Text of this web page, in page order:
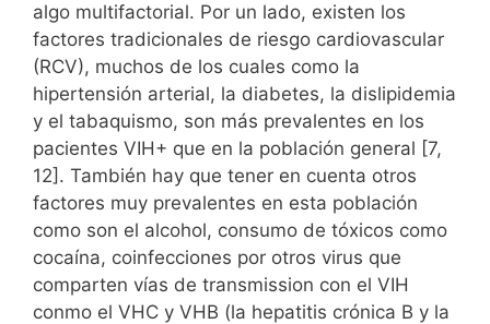
algo multifactorial. Por un lado, existen los
factores tradicionales de riesgo cardiovascular
(RCV), muchos de los cuales como la
hipertensión arterial, la diabetes, la dislipidemia
y el tabaquismo, son más prevalentes en los
pacientes VIH+ que en la población general [7,
12]. También hay que tener en cuenta otros
factores muy prevalentes en esta población
como son el alcohol, consumo de tóxicos como
cocaína, coinfecciones por otros virus que
comparten vías de transmission con el VIH
conmo el VHC y VHB (la hepatitis crónica B y la